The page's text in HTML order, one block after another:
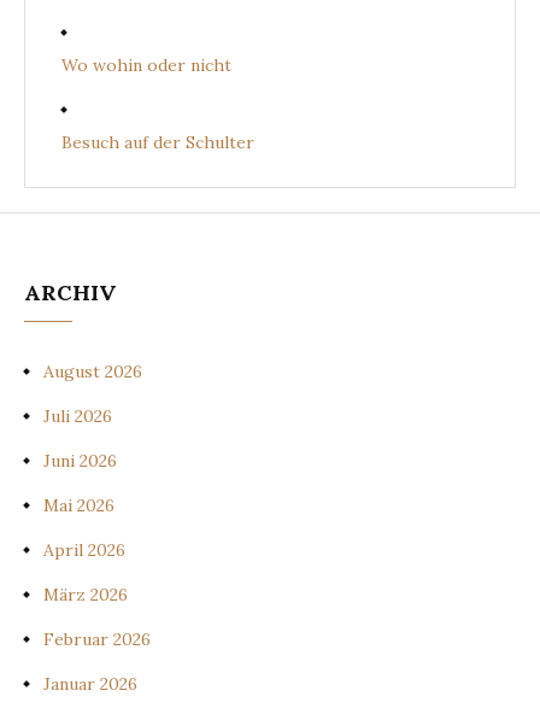
Wo wohin oder nicht
Besuch auf der Schulter
ARCHIV
August 2026
Juli 2026
Juni 2026
Mai 2026
April 2026
März 2026
Februar 2026
Januar 2026